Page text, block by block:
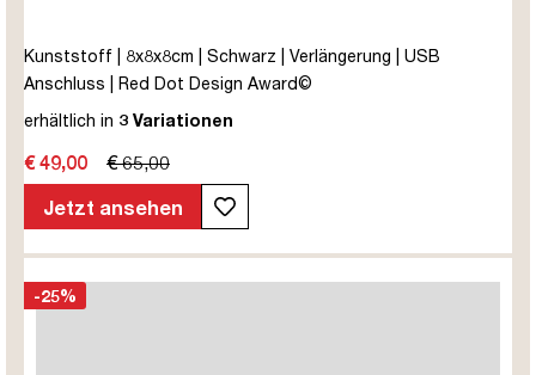
Kunststoff | 8x8x8cm | Schwarz | Verlängerung | USB
Anschluss | Red Dot Design Award©
erhältlich in 3 Variationen
€ 49,00
€ 65,00
Jetzt ansehen
-25%